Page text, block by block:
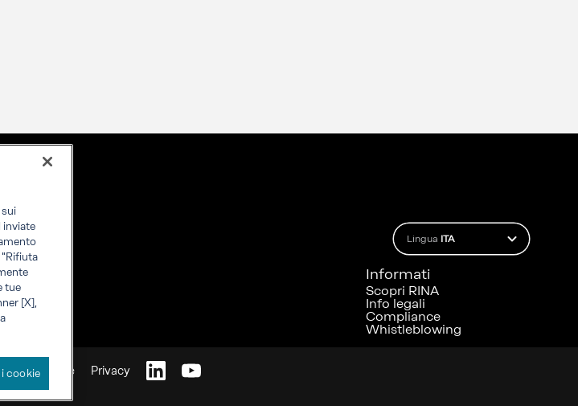
Lingua ITA
Informati
Scopri RINA
Info legali
Compliance
Whistleblowing
Cookie Privacy
sui
inviate
"Rifiuta
tue
[X],
cookie